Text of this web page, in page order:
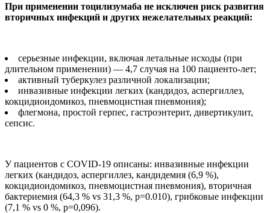
При применении тоцилизумаба не исключен риск развития
вторичных инфекций и других нежелательных реакций:
серьезные инфекции, включая летальные исходы (при
длительном применении) — 4,7 случая на 100 пациенто-лет;
активный туберкулез различной локализации;
инвазивные инфекции легких (кандидоз, аспергиллез,
кокцидиоидомикоз, пневмоцистная пневмония);
флегмона, простой герпес, гастроэнтерит, дивертикулит,
сепсис.
У пациентов с COVID-19 описаны: инвазивные инфекции
легких (кандидоз, аспергиллез, кандидемия (6,9 %),
кокцидиоидомикоз, пневмоцистная пневмония), вторичная
бактериемия (64,3 % vs 31,3 %, p=0.010), грибковые инфекции
(7,1 % vs 0 %, p=0,096).